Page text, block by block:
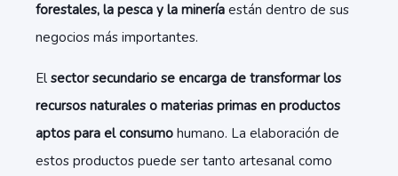
forestales, la pesca y la minería están dentro de sus
negocios más importantes.
El sector secundario se encarga de transformar los
recursos naturales o materias primas en productos
aptos para el consumo humano. La elaboración de
estos productos puede ser tanto artesanal como